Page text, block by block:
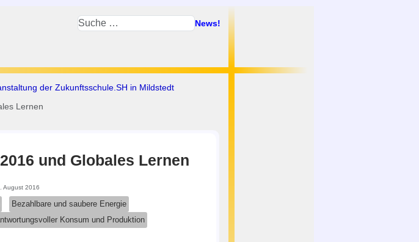
News!
der Zukunftsschule.SH in Mildstedt
Lernen
und Globales Lernen
August 2016
Bezahlbare und saubere Energie
Konsum und Produktion